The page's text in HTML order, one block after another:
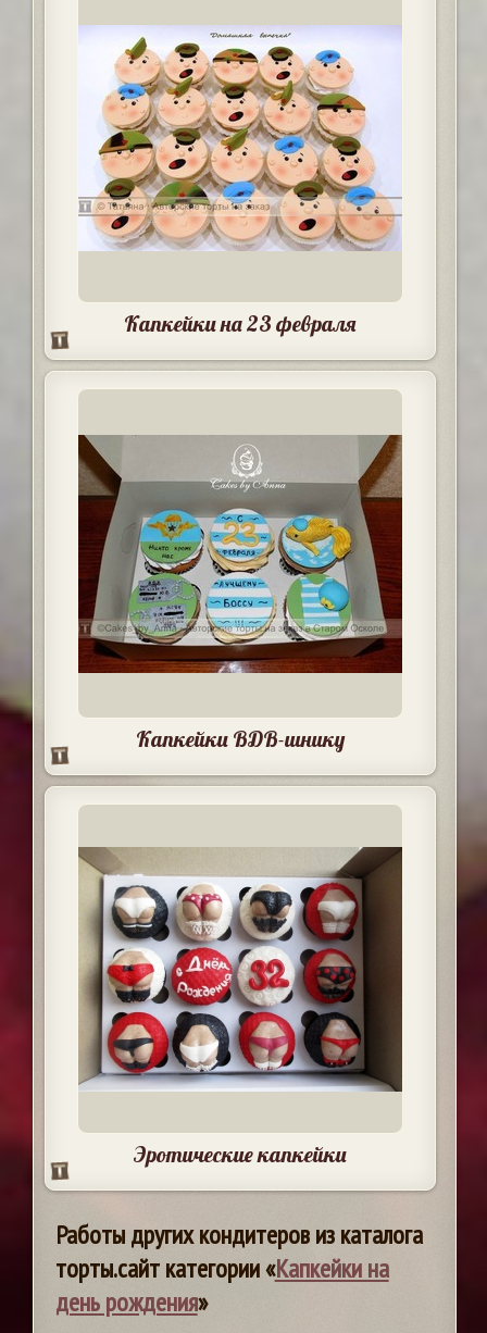
Капкейки на 23 февраля
Капкейки ВДВ-шнику
Эротические капкейки
Работы других кондитеров из каталога
торты.сайт категории «Капкейки на
день рождения»